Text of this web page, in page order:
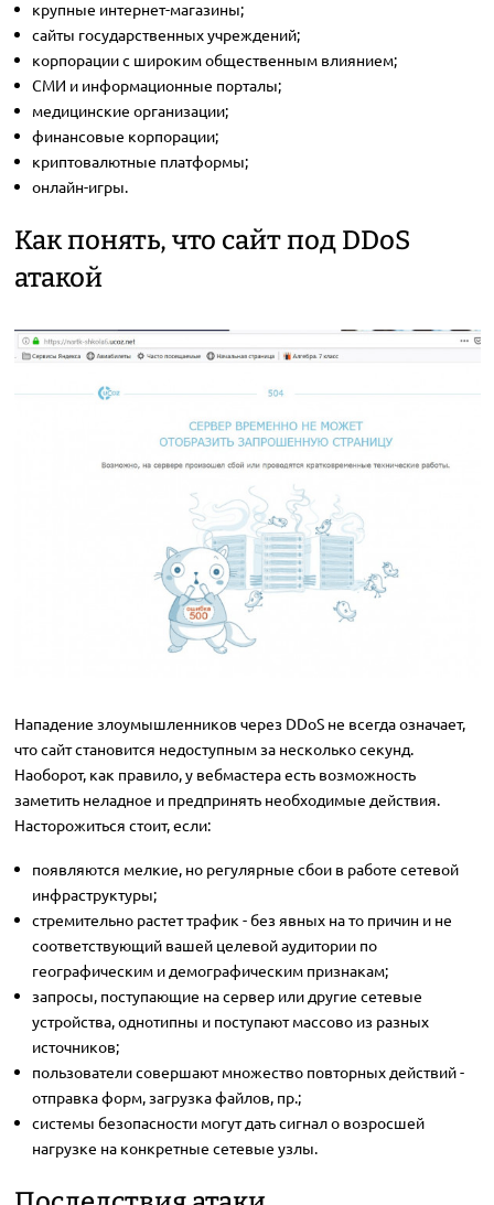
крупные интернет-магазины;
сайты государственных учреждений;
корпорации с широким общественным влиянием;
СМИ и информационные порталы;
медицинские организации;
финансовые корпорации;
криптовалютные платформы;
онлайн-игры.
Как понять, что сайт под DDoS
атакой
Нападение злоумышленников через DDoS не всегда означает,
что сайт становится недоступным за несколько секунд.
Наоборот, как правило, у вебмастера есть возможность
заметить неладное и предпринять необходимые действия.
Насторожиться стоит, если:
появляются мелкие, но регулярные сбои в работе сетевой
инфраструктуры;
стремительно растет трафик - без явных на то причин и не
соответствующий вашей целевой аудитории по
географическим и демографическим признакам;
запросы, поступающие на сервер или другие сетевые
устройства, однотипны и поступают массово из разных
источников;
пользователи совершают множество повторных действий -
отправка форм, загрузка файлов, пр.;
системы безопасности могут дать сигнал о возросшей
нагрузке на конкретные сетевые узлы.